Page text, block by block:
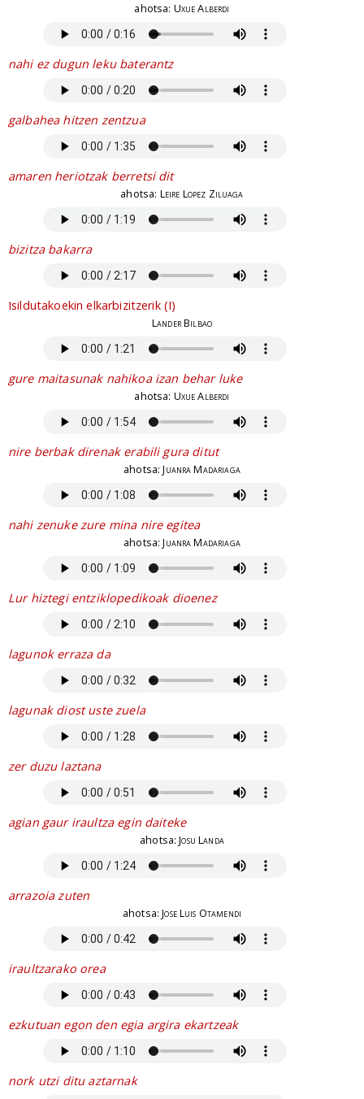
ahotsa: Uxue Alberdi
nahi ez dugun leku baterantz
galbahea hitzen zentzua
amaren heriotzak berretsi dit
ahotsa: Leire Lopez Ziluaga
bizitza bakarra
Isildutakoekin elkarbizitzerik (I)
Lander Bilbao
gure maitasunak nahikoa izan behar luke
ahotsa: Uxue Alberdi
nire berbak direnak erabili gura ditut
ahotsa:Juanra Madariaga
nahi zenuke zure mina nire egitea
ahotsa:Juanra Madariaga
Lur hiztegi entziklopedikoak dioenez
lagunok erraza da
lagunak diost uste zuela
zer duzu laztana
agian gaur iraultza egin daiteke
ahotsa:Josu Landa
arrazoia zuten
ahotsa:Jose Luis Otamendi
iraultzarako orea
ezkutuan egon den egia argira ekartzeak
nork utzi ditu aztarnak